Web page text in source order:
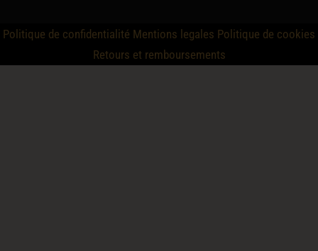
Politique de confidentialité Mentions legales Politique de cookies
Retours et remboursements